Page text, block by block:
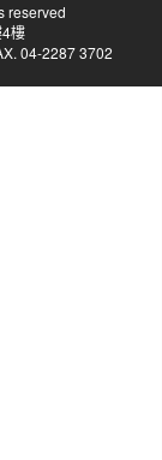
reserved
樓
04-2287 3702